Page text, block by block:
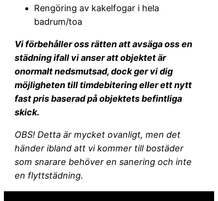
Rengöring av kakelfogar i hela
badrum/toa
Vi förbehåller oss rätten att avsäga oss en
städning ifall vi anser att objektet är
onormalt nedsmutsad, dock ger vi dig
möjligheten till timdebitering eller ett nytt
fast pris baserad på objektets befintliga
skick.
OBS! Detta är mycket ovanligt, men det
händer ibland att vi kommer till bostäder
som snarare behöver en sanering och inte
en flyttstädning.